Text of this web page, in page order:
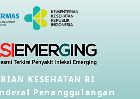
KESEHATAN RI
Penanggulangan